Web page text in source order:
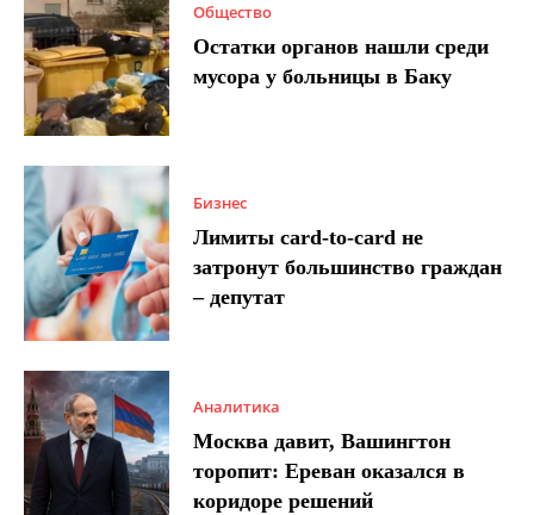
Общество
Остатки органов нашли среди
мусора у больницы в Баку
Бизнес
Лимиты card-to-card не
затронут большинство граждан
– депутат
Аналитика
Москва давит, Вашингтон
торопит: Ереван оказался в
коридоре решений